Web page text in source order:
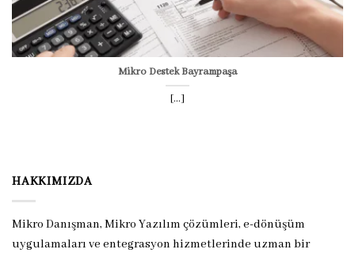
Mikro Destek Bayrampaşa
[...]
HAKKIMIZDA
Mikro Danışman, Mikro Yazılım çözümleri, e-dönüşüm
uygulamaları ve entegrasyon hizmetlerinde uzman bir